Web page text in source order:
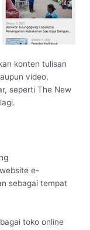
konten tulisan
video.
seperti The New
e-
sebagai tempat
toko online